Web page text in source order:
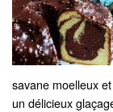
savane moelleux
un délicieux